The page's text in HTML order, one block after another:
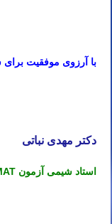
با آرزوی موفقیت
دکتر مهدی نباتی
استاد شیمی آزمون IMAT